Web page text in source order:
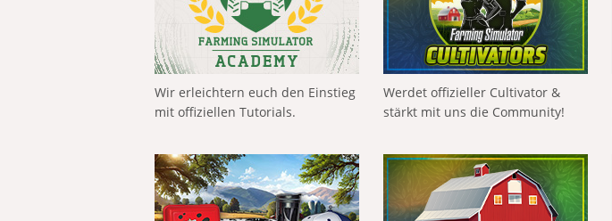
Wir erleichtern euch den Einstieg
mit offiziellen Tutorials.
Werdet offizieller Cultivator &
stärkt mit uns die Community!